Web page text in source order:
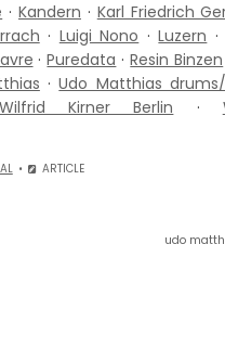
· Kandern · Karl Friedrich
· Luigi Nono ·Luzern
·Puredata ·Resin Binzen
·Udo Matthias
Wilfrid Kirner Berlin ·
ARTICLE
udo